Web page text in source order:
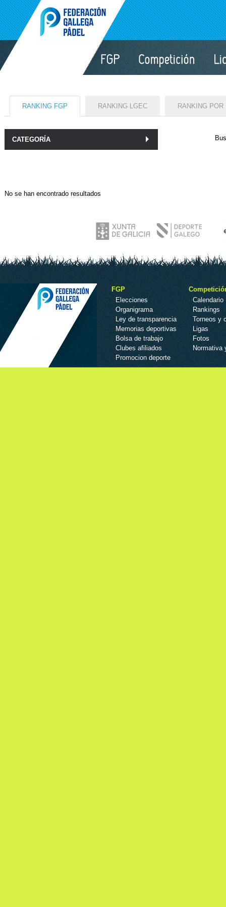
RANKING FGP RANKING LGEC RANKING POR
CATEGORÍA
No se han encontrado resultados
FGP
Elecciones
Organigrama
Ley de transparencia
Memorias deportivas
Bolsa de trabajo
Clubes afiliados
Promocion deporte
Calendario
Rankings
Torneos y
Ligas
Fotos
Normativa